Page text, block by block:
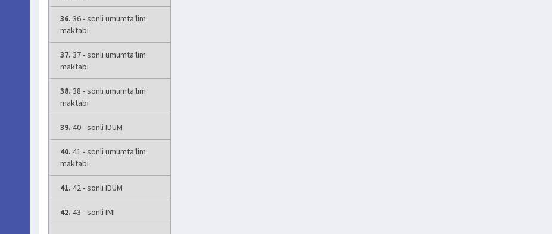
36. 36 - sonli umumta‘lim
maktabi
37. 37 - sonli umumta‘lim
maktabi
38. 38 - sonli umumta‘lim
maktabi
39. 40 - sonli IDUM
40. 41 - sonli umumta‘lim
maktabi
41. 42 - sonli IDUM
42. 43 - sonli IMI